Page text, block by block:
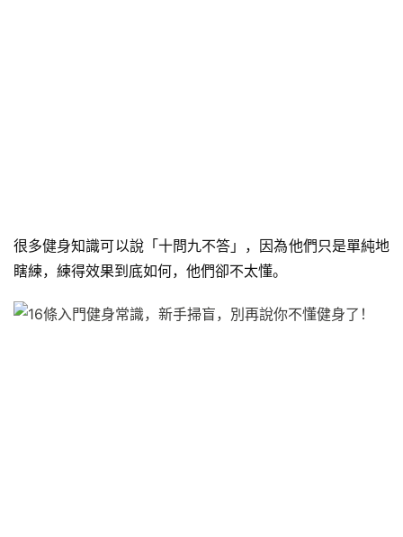
很多健身知識可以說「十問九不答」，因為他們只是單純地
瞎練，練得效果到底如何，他們卻不太懂。